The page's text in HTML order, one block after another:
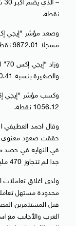
نقطة.
مسجلا 9872.01 نقطة.
والصغيرة بنسبة 0.41% مسجلا 608.51 نقطة.
1056.12 نقطة.
وقال احمد العطيفي
حققت صعود معنوي
في النهاية في حصد
جدا لم تتجاوز 470 مليون جنيه.
ولدى اغلاق
محدودة مستهل
قبل المستثمرين
العرب والأجانب مع